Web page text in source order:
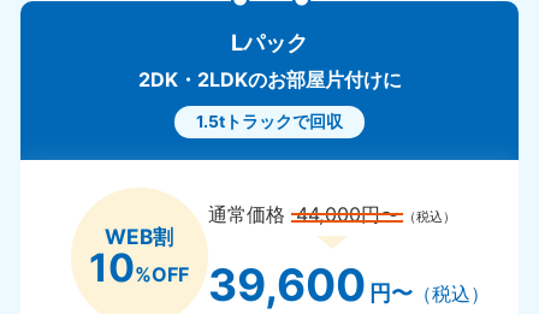
Lパック
2DK・2LDKのお部屋片付けに
1.5tトラックで回収
WEB割
10%OFF
通常価格44,000円〜 （税込）
39,600 円〜（税込）